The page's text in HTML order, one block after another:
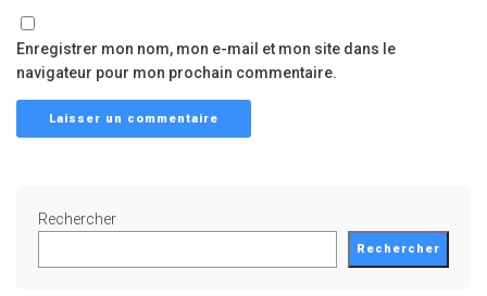
Enregistrer mon nom, mon e-mail et mon site dans le
navigateur pour mon prochain commentaire.
Rechercher
Rechercher